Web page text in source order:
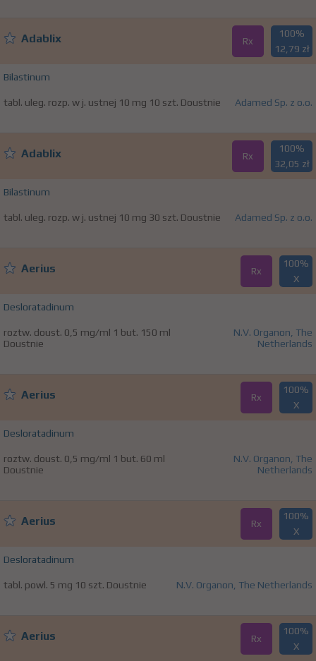
Adablix Rx
100%
12,79 zł
Bilastinum
tabl. uleg. rozp. w j. ustnej 10 mg 10 szt. Doustnie Adamed Sp. z o.o.
Adablix Rx
100%
32,05 zł
Bilastinum
tabl. uleg. rozp. w j. ustnej 10 mg 30 szt. Doustnie Adamed Sp. z o.o.
Aerius Rx
100%
X
Desloratadinum
roztw. doust. 0,5 mg/ml 1 but. 150 ml
Doustnie
N.V. Organon, The
Netherlands
Aerius Rx
100%
X
Desloratadinum
roztw. doust. 0,5 mg/ml 1 but. 60 ml
Doustnie
N.V. Organon, The
Netherlands
Aerius Rx
100%
X
Desloratadinum
tabl. powl. 5 mg 10 szt. Doustnie N.V. Organon, The Netherlands
Aerius Rx
100%
X